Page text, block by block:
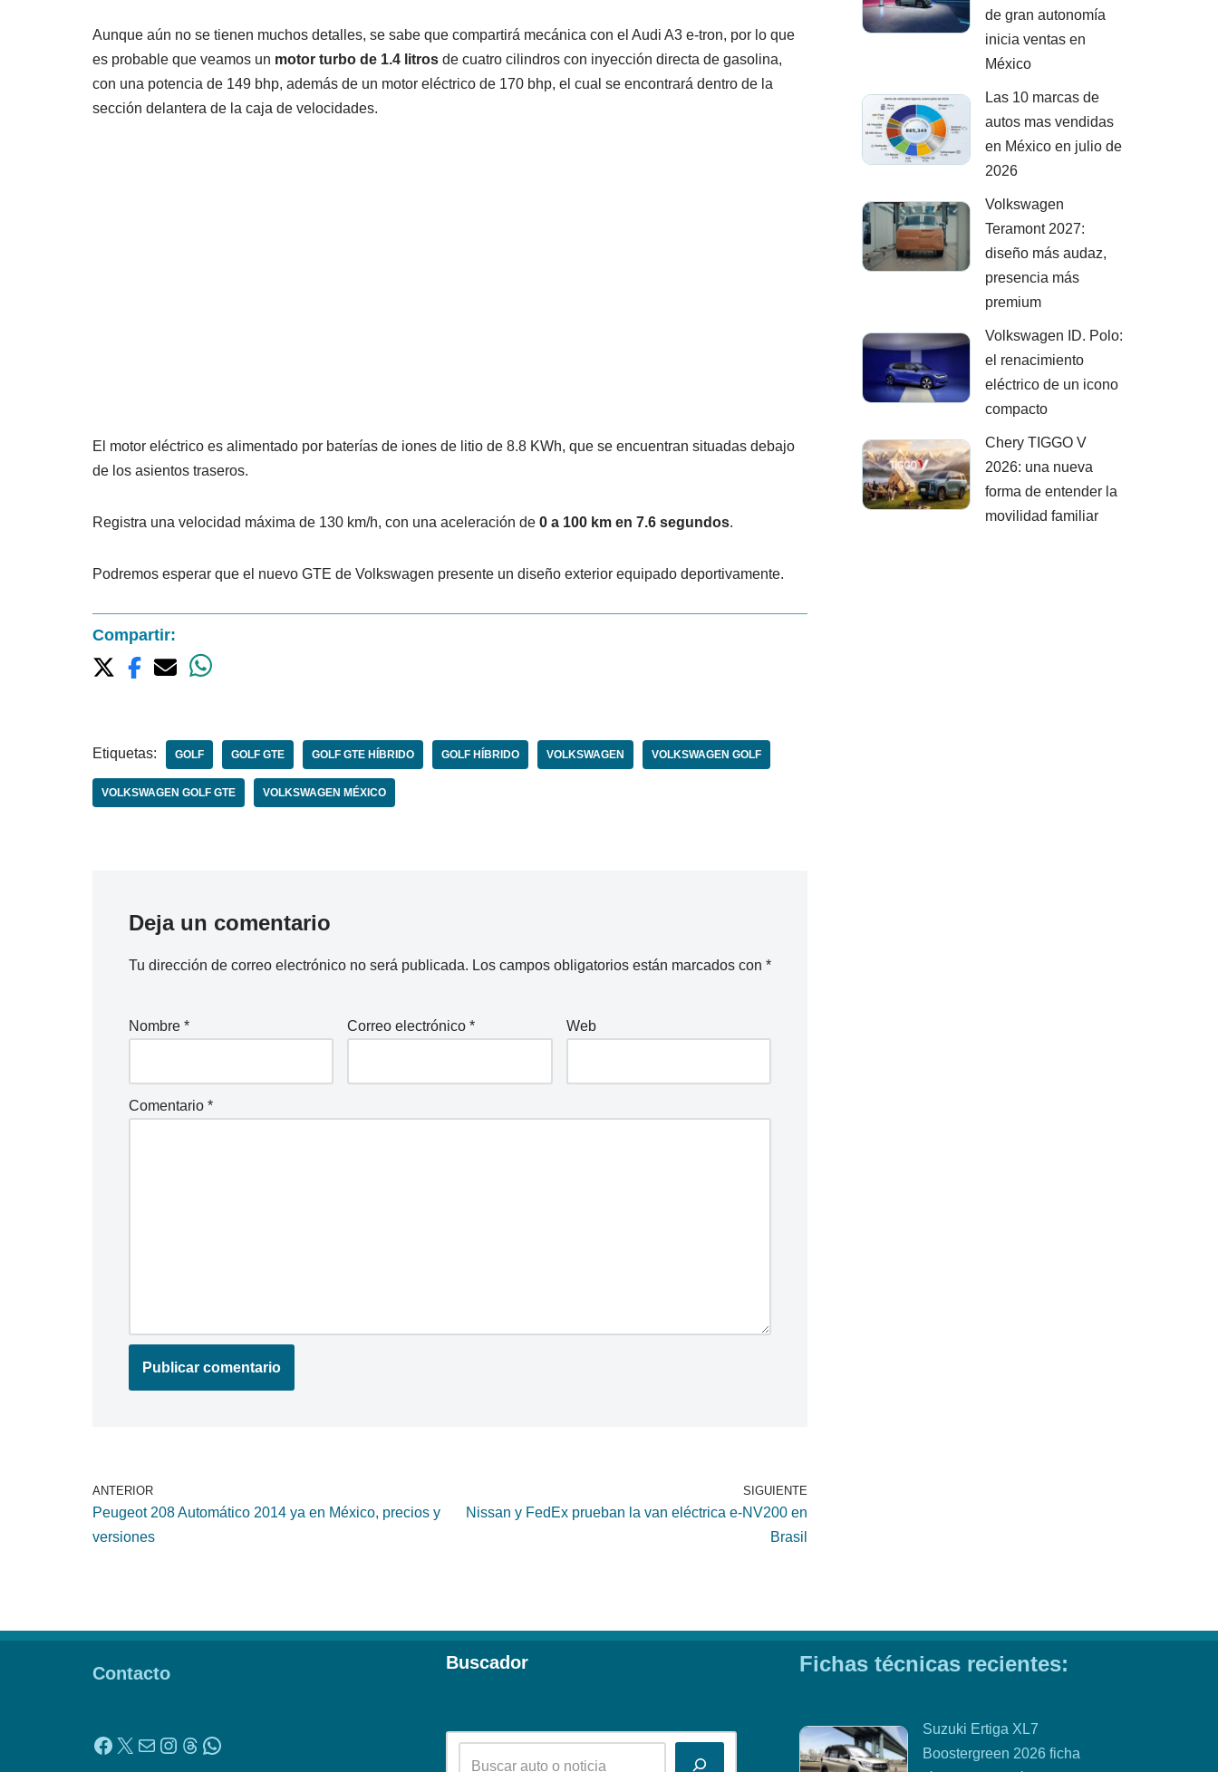
Aunque aún no se tienen muchos detalles, se sabe que compartirá mecánica con el Audi A3 e-tron, por lo que
es probable que veamos un motor turbo de 1.4 litros de cuatro cilindros con inyección directa de gasolina,
con una potencia de 149 bhp, además de un motor eléctrico de 170 bhp, el cual se encontrará dentro de la
sección delantera de la caja de velocidades.
El motor eléctrico es alimentado por baterías de iones de litio de 8.8 KWh, que se encuentran situadas debajo
de los asientos traseros.
Registra una velocidad máxima de 130 km/h, con una aceleración de 0 a 100 km en 7.6 segundos.
Podremos esperar que el nuevo GTE de Volkswagen presente un diseño exterior equipado deportivamente.
Compartir:
Etiquetas: GOLF GOLF GTE GOLF GTE HÍBRIDO GOLF HÍBRIDO VOLKSWAGEN VOLKSWAGEN GOLF
VOLKSWAGEN GOLF GTE VOLKSWAGEN MÉXICO
Deja un comentario
Tu dirección de correo electrónico no será publicada. Los campos obligatorios están marcados con *
Nombre * Correo electrónico* Web
Comentario *
ANTERIOR
Peugeot 208 Automático 2014 ya en México, precios y
versiones
SIGUIENTE
Nissan y FedEx prueban la van eléctrica e-NV200 en
Brasil
de gran autonomía
inicia ventas en
México
Las 10 marcas de
autos mas vendidas
en México en julio de
2026
Volkswagen
Teramont 2027:
diseño más audaz,
presencia más
premium
Volkswagen ID. Polo:
el renacimiento
eléctrico de un icono
compacto
Chery TIGGO V
2026: una nueva
forma de entender la
movilidad familiar
Contacto
Buscador Fichas técnicas recientes:
Suzuki Ertiga XL7
Boostergreen 2026 ficha